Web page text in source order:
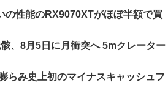
の性能のRX9070XTがほぼ半額で買
、8月5日に月衝突へ 5mクレーター
らみ史上初のマイナスキャッシュフ